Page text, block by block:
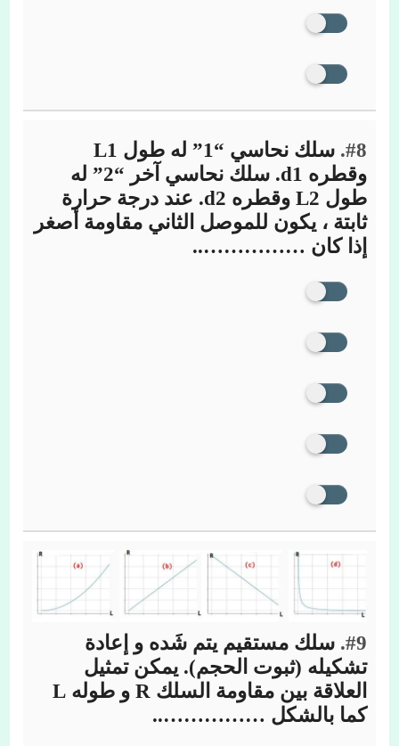
#8.
سلك نحاسي “1” له طول L1
وقطره d1. سلك نحاسي آخر “2” له
طول L2 وقطره d2. عند درجة حرارة
ثابتة ، يكون للموصل الثاني مقاومة أصغر
إذا كان ……………..
#9. سلك مستقيم يتم شَده و إعادة
تشكيله (ثبوت الحجم). يمكن تمثيل
العلاقة بين مقاومة السلك R و طوله L
كما بالشكل ……………..